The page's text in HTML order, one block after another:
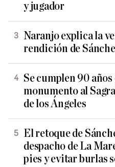
y jugador
Naranjo explica la
rendición de
Se cumplen 90
monumento al
de los Ángeles
El retoque de
despacho de La
pies y evitar burlas